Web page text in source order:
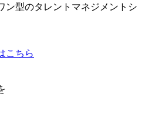
ン型のタレントマネジメントシ
こちら